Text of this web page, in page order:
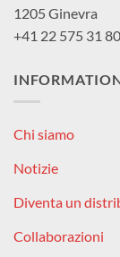
1205 Ginevra
+41 22 575 31 80
Chi siamo
Notizie
Diventa un
Collaborazioni